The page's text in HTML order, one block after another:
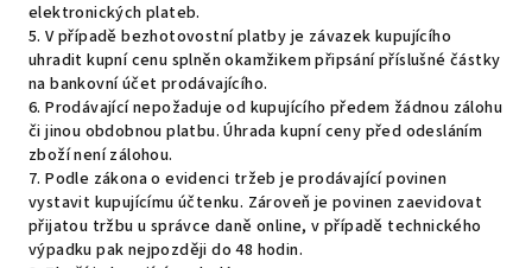
elektronických plateb.
5. V případě bezhotovostní platby je závazek kupujícího
uhradit kupní cenu splněn okamžikem připsání příslušné částky
na bankovní účet prodávajícího.
6. Prodávající nepožaduje od kupujícího předem žádnou zálohu
či jinou obdobnou platbu. Úhrada kupní ceny před odesláním
zboží není zálohou.
7. Podle zákona o evidenci tržeb je prodávající povinen
vystavit kupujícímu účtenku. Zároveň je povinen zaevidovat
přijatou tržbu u správce daně online, v případě technického
výpadku pak nejpozději do 48 hodin.